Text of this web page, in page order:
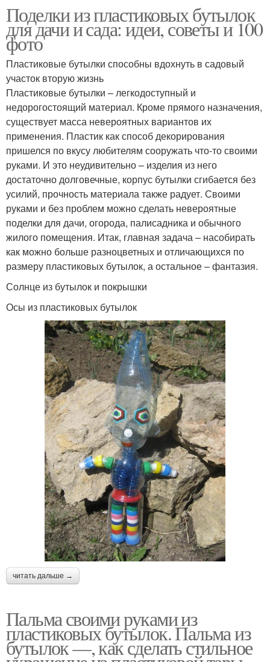
Поделки из пластиковых бутылок
для дачи и сада: идеи, советы и 100
фото
Пластиковые бутылки способны вдохнуть в садовый
участок вторую жизнь
Пластиковые бутылки – легкодоступный и
недорогостоящий материал. Кроме прямого назначения,
существует масса невероятных вариантов их
применения. Пластик как способ декорирования
пришелся по вкусу любителям сооружать что-то своими
руками. И это неудивительно – изделия из него
достаточно долговечные, корпус бутылки сгибается без
усилий, прочность материала также радует. Своими
руками и без проблем можно сделать невероятные
поделки для дачи, огорода, палисадника и обычного
жилого помещения. Итак, главная задача – насобирать
как можно больше разноцветных и отличающихся по
размеру пластиковых бутылок, а остальное – фантазия.
Солнце из бутылок и покрышки
Осы из пластиковых бутылок
читать дальше →
Пальма своими руками из
пластиковых бутылок. Пальма из
бутылок —, как сделать стильное